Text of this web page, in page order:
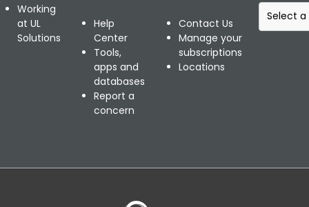
Working
at UL
Solutions
Help
Center
Tools,
apps and
databases
Report a
concern
Contact Us
Manage your
subscriptions
Locations
S
o